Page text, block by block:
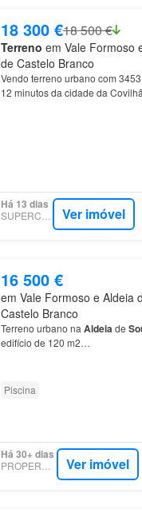
18 300 €18 500 €
Terreno em Vale Formoso
de Castelo Branco
Vendo terreno urbano com
12 minutos da cidade da
Há 13 dias
Ver imóvel
16 500 €
em Vale Formoso e Aldeia
Castelo Branco
Terreno urbano na Aldeiade
edifício de 120 m2…
Piscina
Há 30+ dias
Ver imóvel